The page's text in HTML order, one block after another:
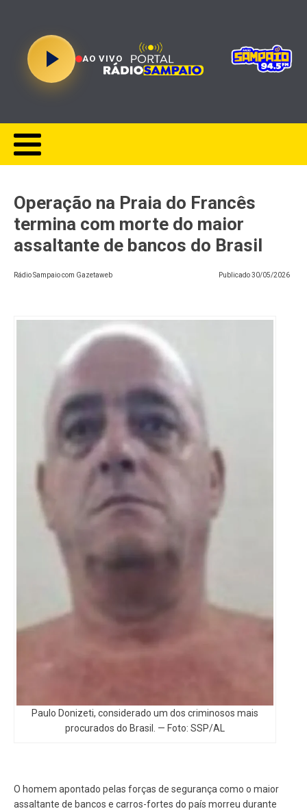
AO VIVO
Operação na Praia do Francês
termina com morte do maior
assaltante de bancos do Brasil
Rádio Sampaio com Gazetaweb Publicado30/05/2026
Paulo Donizeti, considerado um dos criminosos mais
procurados do Brasil. — Foto: SSP/AL
O homem apontado pelas forças de segurança como o maior
assaltante de bancos e carros-fortes do país morreu durante